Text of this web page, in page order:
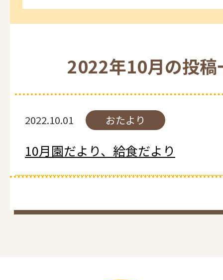
2022年10月の投稿
2022.10.01 おたより
10月園だより、給食だより